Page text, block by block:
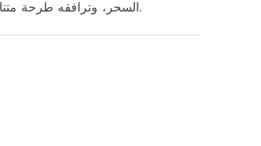
السحر، وترافقه طرحة متناسقة مزينة بالدانتيل.